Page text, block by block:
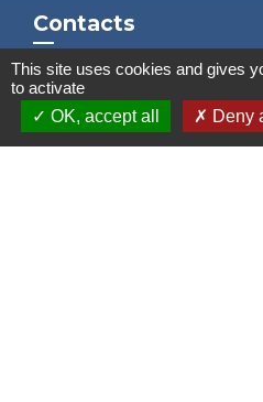
Contacts
Mairie de Marssac-sur-Tarn
2 Rue Tonimarié
81150 Marssac-sur-Tarn -
+33 5 63 55 40 47
This site uses cookies and gives
to activate
OK, accept all
Deny